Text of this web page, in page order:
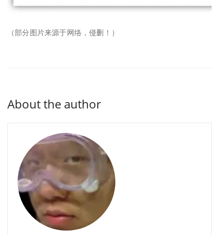
（部分图片来源于网络，侵删！）
About the author